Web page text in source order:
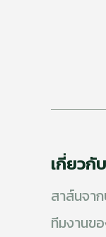
เกี่ยวกั
สาส์นจา
ทีมงานขอ